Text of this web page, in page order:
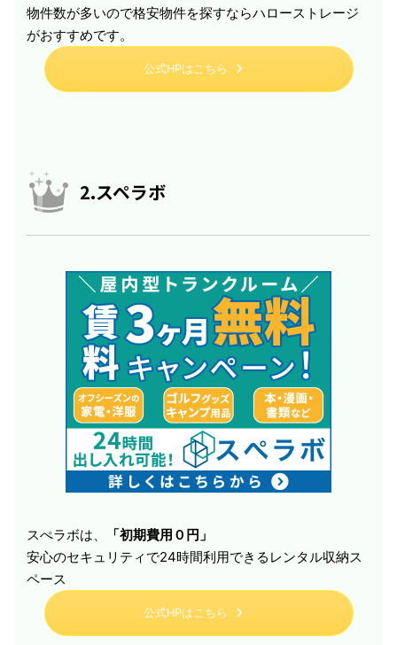
物件数が多いので格安物件を探すならハローストレージ
がおすすめです。
公式HPはこちら
2.スペラボ
スぺラボは、
「初期費用０円」
安心のセキュリティで24時間利用できるレンタル収納ス
ペース
公式HPはこちら